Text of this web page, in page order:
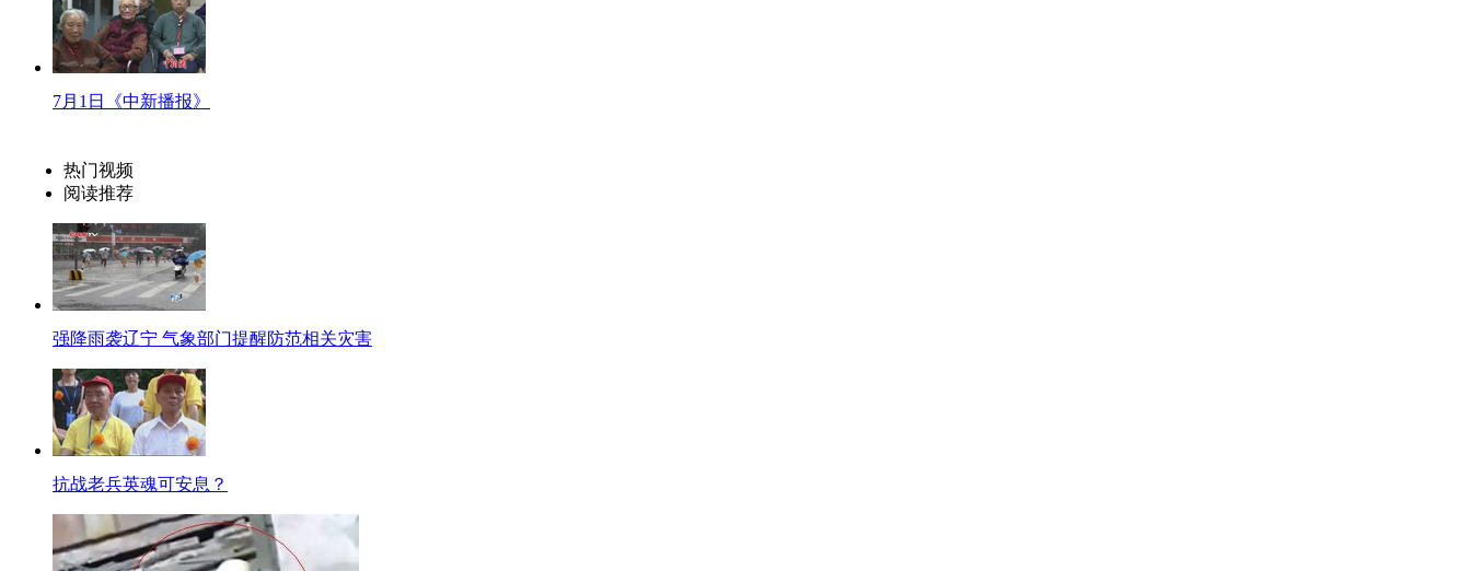
【口播】抗战老兵烈士墓的一忧一喜，呼唤我们更多地关爱这些曾经被人忽视的抗日英雄，近日民政部表态将符合条件的原国民党抗战老兵纳入相应保障范围，让我们欣慰。同时，我们也有责任保护、修复这些英烈的坟墓，让他们入土为安，
给后辈一个交代。
二 中新记者眼
标题：中国多地遭遇暴雨袭击 北川县迎50年最强洪水
【同期】中新社记者 杨超
暴雨是从昨天晚上9点钟开始吧
一直到今天早上 一直在下
降雨量比较大 是258毫米
水位上涨比较厉害
有去过北川老县城的人都知道
北川大酒店的平台
我们集体祭奠的地方 纪念碑那里
全部被水淹了
老县城里面的积水达到了6米
7月1日《中新播报》
热门视频
阅读推荐
强降雨袭辽宁 气象部门提醒防范相关灾害
抗战老兵英魂可安息？